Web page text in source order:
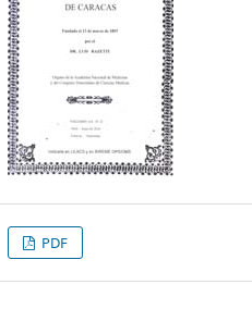
PDF